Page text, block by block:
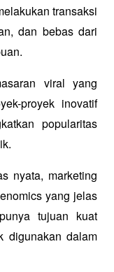
transaksi
dan bebas dari
viral yang
proyek inovatif
popularitas
nyata, marketing
yang jelas
tujuan kuat
digunakan dalam